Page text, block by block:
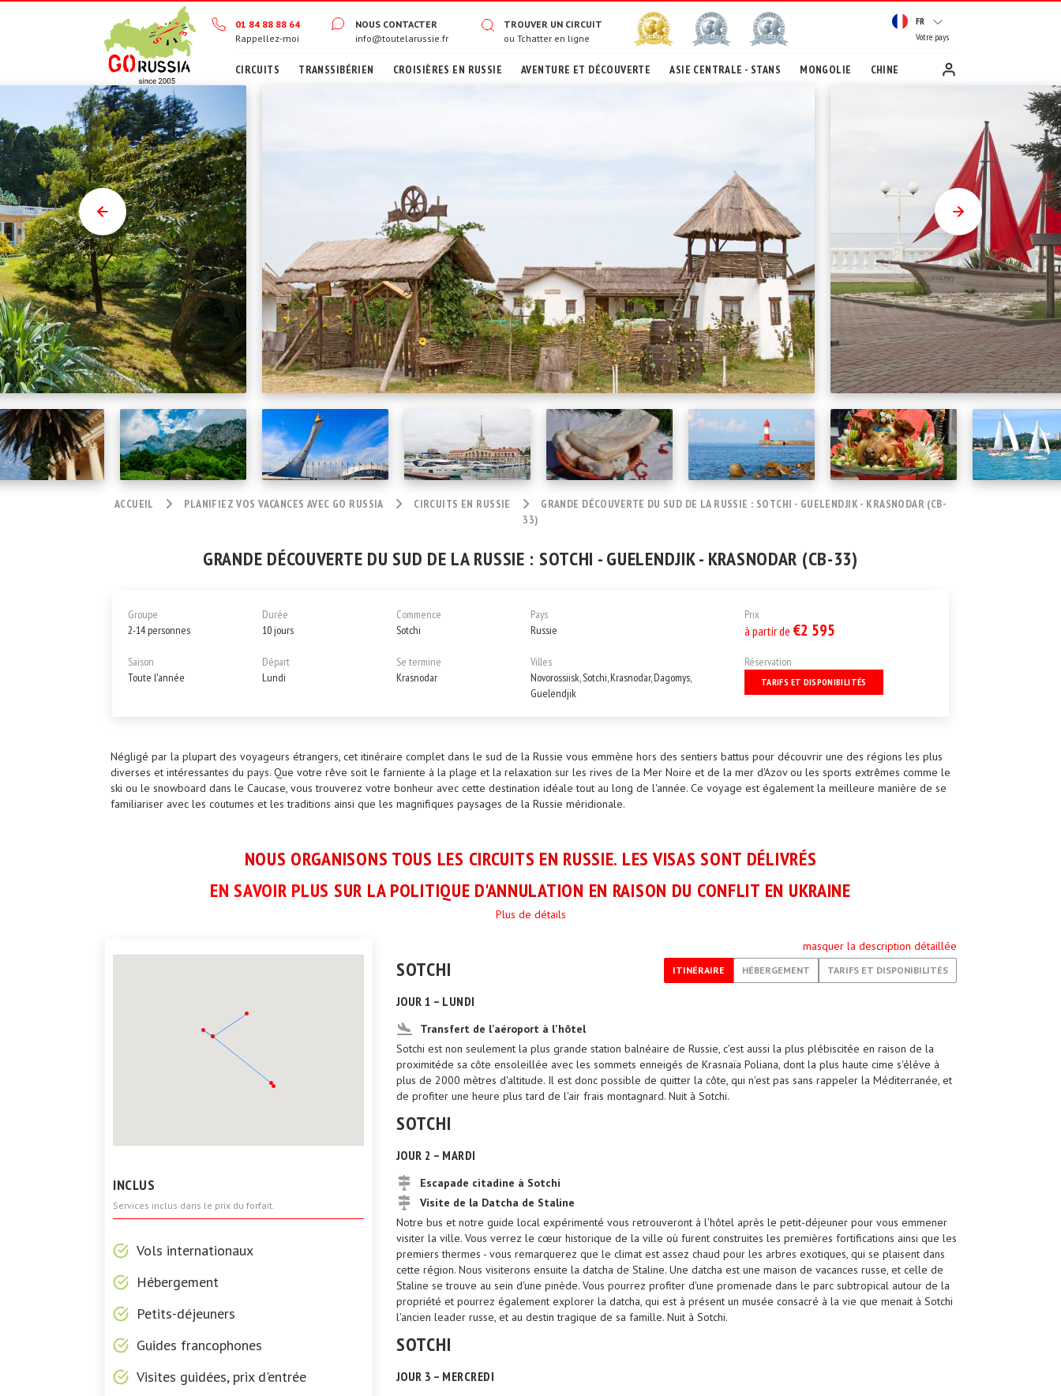
01 84 88 88 64
Rappellez-moi
NOUS CONTACTER
info@toutelarussie.fr
TROUVER UN CIRCUIT
ou Tchatter en ligne
FR
Votre pays
CIRCUITS TRANSSIBÉRIEN CROISIÈRES EN RUSSIE AVENTURE ET DÉCOUVERTE ASIE CENTRALE - STANS MONGOLIE CHINE
ACCUEIL PLANIFIEZ VOS VACANCES AVEC GO RUSSIA CIRCUITS EN RUSSIE
GRANDE DÉCOUVERTE DU SUD DE LA RUSSIE : SOTCHI - GUELENDJIK - KRASNODAR (CB-
33)
GRANDE DÉCOUVERTE DU SUD DE LA RUSSIE : SOTCHI - GUELENDJIK - KRASNODAR (CB-33)
Groupe
2-14 personnes
Saison
Toute l'année
Durée
10 jours
Départ
Lundi
Commence
Sotchi
Se termine
Krasnodar
Pays
Russie
Villes
Novorossiisk, Sotchi, Krasnodar, Dagomys,
Guelendjik
Prix
à partir de €2 595
Réservation
TARIFS ET DISPONIBILITÉS
Négligé par la plupart des voyageurs étrangers, cet itinéraire complet dans le sud de la Russie vous emmène hors des sentiers battus pour découvrir une des régions les plus
diverses et intéressantes du pays. Que votre rêve soit le farniente à la plage et la relaxation sur les rives de la Mer Noire et de la mer d'Azov ou les sports extrêmes comme le
ski ou le snowboard dans le Caucase, vous trouverez votre bonheur avec cette destination idéale tout au long de l'année. Ce voyage est également la meilleure manière de se
familiariser avec les coutumes et les traditions ainsi que les magnifiques paysages de la Russie méridionale.
NOUS ORGANISONS TOUS LES CIRCUITS EN RUSSIE. LES VISAS SONT DÉLIVRÉS
EN SAVOIR PLUS SUR LA POLITIQUE D'ANNULATION EN RAISON DU CONFLIT EN UKRAINE
Plus de détails
INCLUS
Services inclus dans le prix du forfait.
Vols internationaux
Hébergement
Petits-déjeuners
Guides francophones
Visites guidées, prix d'entrée
masquer la description détaillée
SOTCHI ITINÉRAIRE HÉBERGEMENT TARIFS ET DISPONIBILITÉS
JOUR 1 – LUNDI
Transfert de l'aéroport à l'hôtel
Sotchi est non seulement la plus grande station balnéaire de Russie, c'est aussi la plus plébiscitée en raison de la
proximitéde sa côte ensoleillée avec les sommets enneigés de Krasnaïa Poliana, dont la plus haute cime s'élève à
plus de 2000 mètres d'altitude. Il est donc possible de quitter la côte, qui n'est pas sans rappeler la Méditerranée, et
de profiter une heure plus tard de l'air frais montagnard. Nuit à Sotchi.
SOTCHI
JOUR 2 – MARDI
Escapade citadine à Sotchi
Visite de la Datcha de Staline
Notre bus et notre guide local expérimenté vous retrouveront à l'hôtel après le petit-déjeuner pour vous emmener
visiter la ville. Vous verrez le cœur historique de la ville où furent construites les premières fortifications ainsi que les
premiers thermes - vous remarquerez que le climat est assez chaud pour les arbres exotiques, qui se plaisent dans
cette région. Nous visiterons ensuite la datcha de Staline. Une datcha est une maison de vacances russe, et celle de
Staline se trouve au sein d'une pinède. Vous pourrez profiter d'une promenade dans le parc subtropical autour de la
propriété et pourrez également explorer la datcha, qui est à présent un musée consacré à la vie que menait à Sotchi
l'ancien leader russe, et au destin tragique de sa famille. Nuit à Sotchi.
SOTCHI
JOUR 3 – MERCREDI